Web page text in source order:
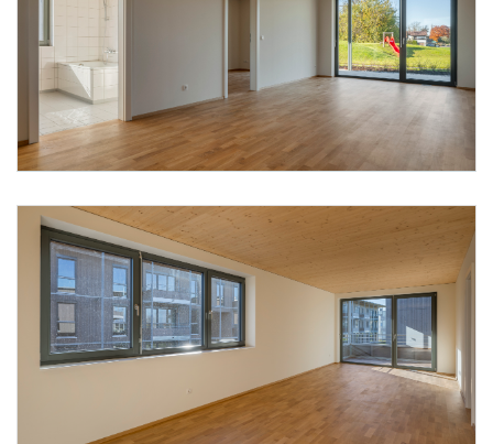
Foto 1: Alpenländische @ Florian Scherl